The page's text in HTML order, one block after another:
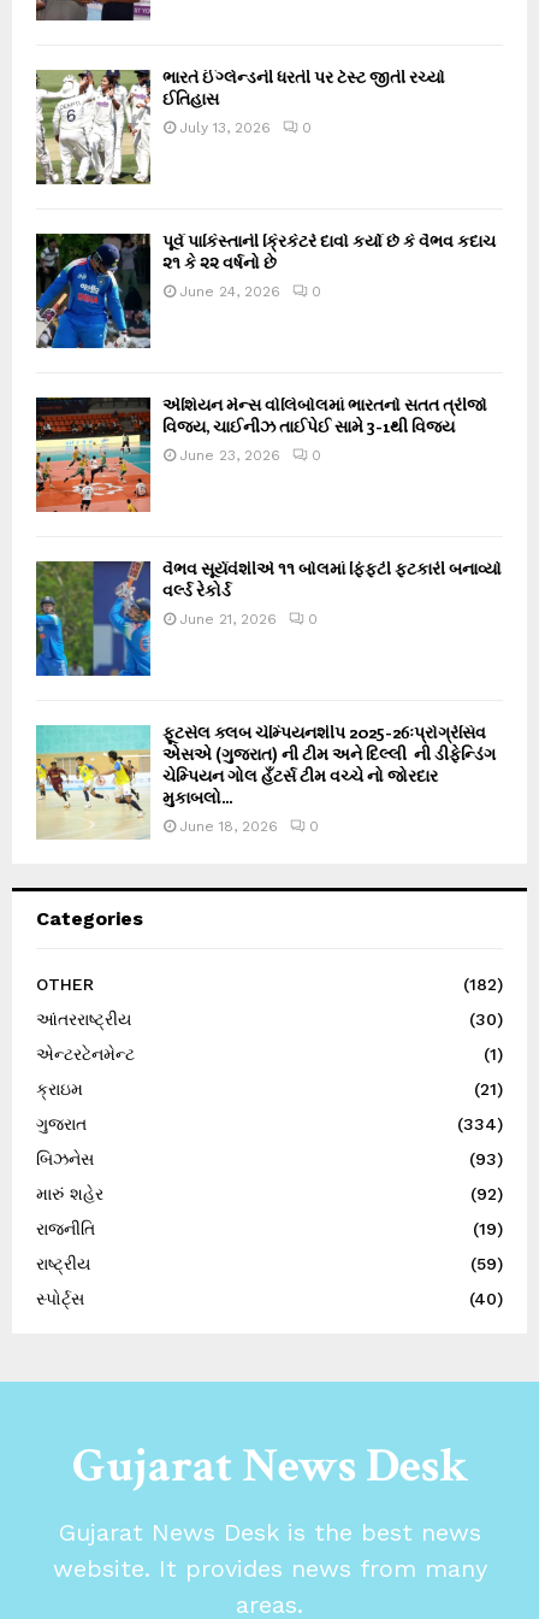
ભારતે ઈંગ્લેન્ડની ધરતી પર ટેસ્ટ જીતી રચ્યો
ઈતિહાસ
July 13, 2026 0
પૂર્વ પાકિસ્તાની ક્રિકેટરે દાવો કર્યો છે કે વૈભવ કદાચ
૨૧ કે ૨૨ વર્ષનો છે
June 24, 2026 0
એશિયન મેન્સ વોલિબોલમાં ભારતનો સતત ત્રીજો
વિજય, ચાઈનીઝ તાઈપેઈ સામે 3-1થી વિજય
June 23, 2026 0
વૈભવ સૂર્યવંશીએ ૧૧ બોલમાં ફિફ્ટી ફટકારી બનાવ્યો
વર્લ્ડ રેકોર્ડ
June 21, 2026 0
ફૂટસેલ ક્લબ ચેમ્પિયનશીપ 2025-26ઃપ્રોગ્રેસિવ
એસએ (ગુજરાત) ની ટીમ અને દિલ્લી ની ડીફેન્ડિંગ
ચેમ્પિયન ગોલ હઁટર્સ ટીમ વચ્ચે નો જોરદાર
મુકાબલો...
June 18, 2026 0
Categories
OTHER
(182)
આંતરરાષ્ટ્રીય
(30)
એન્ટરટેનમેન્ટ
(1)
ક્રાઇમ
(21)
ગુજરાત
(334)
બિઝનેસ
(93)
મારું શહેર
(92)
રાજનીતિ
(19)
રાષ્ટ્રીય
(59)
સ્પોર્ટ્સ
(40)
Gujarat News Desk
Gujarat News Desk is the best news
website. It provides news from many
areas.